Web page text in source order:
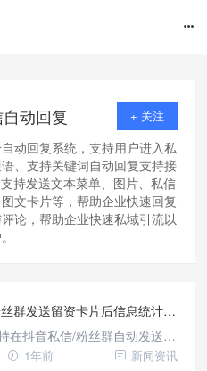
动回复 + 关注
动回复系统，支持用户进入私
、支持关键词自动回复支持接
持发送文本菜单、图片、私信
文卡片等，帮助企业快速回复
论，帮助企业快速私域引流以
抖音私信/粉丝群发送留资卡片后信息统计以及自动发送短信加微。
在抖音私信/粉丝群自动发送留
客户在私信/群聊中即可填写姓
1年前 新闻资讯